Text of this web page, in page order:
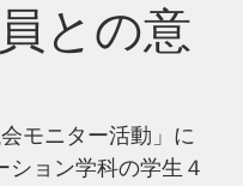
との意
モニター活動」に
ョン学科の学生４